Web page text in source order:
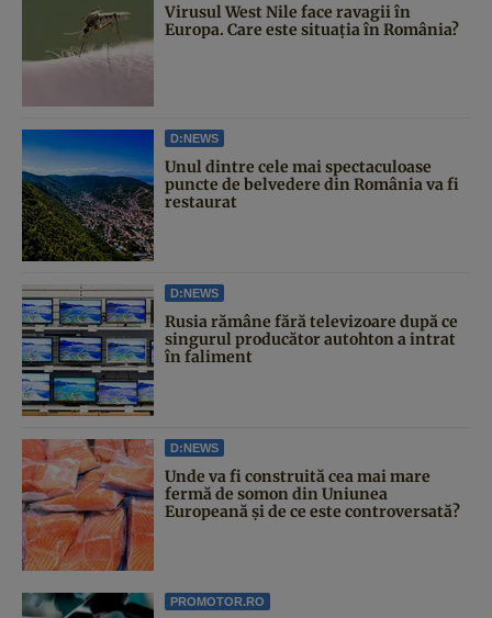
Virusul West Nile face ravagii în
Europa. Care este situația în România?
D:NEWS
Unul dintre cele mai spectaculoase
puncte de belvedere din România va fi
restaurat
D:NEWS
Rusia rămâne fără televizoare după ce
singurul producător autohton a intrat
în faliment
D:NEWS
Unde va fi construită cea mai mare
fermă de somon din Uniunea
Europeană și de ce este controversată?
PROMOTOR.RO